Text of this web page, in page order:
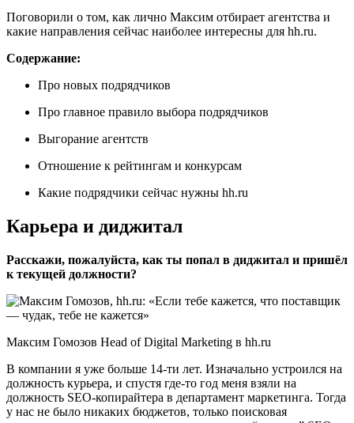
Поговорили о том, как лично Максим отбирает агентства и
какие направления сейчас наиболее интересны для hh.ru.
Содержание:
Про новых подрядчиков
Про главное правило выбора подрядчиков
Выгорание агентств
Отношение к рейтингам и конкурсам
Какие подрядчики сейчас нужны hh.ru
Карьера и диджитал
Расскажи, пожалуйста, как ты попал в диджитал и пришёл
к текущей должности?
Максим Гомозов Head of Digital Marketing в hh.ru
В компании я уже больше 14-ти лет. Изначально устроился на
должность курьера, и спустя где-то год меня взяли на
должность SEO-копирайтера в департамент маркетинга. Тогда
у нас не было никаких бюджетов, только поисковая